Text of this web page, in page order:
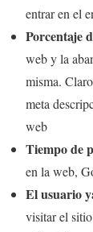
entrar en el
Porcentaje
web y la
misma.
meta
web
Tiempo de
en la web,
El usuario
visitar el